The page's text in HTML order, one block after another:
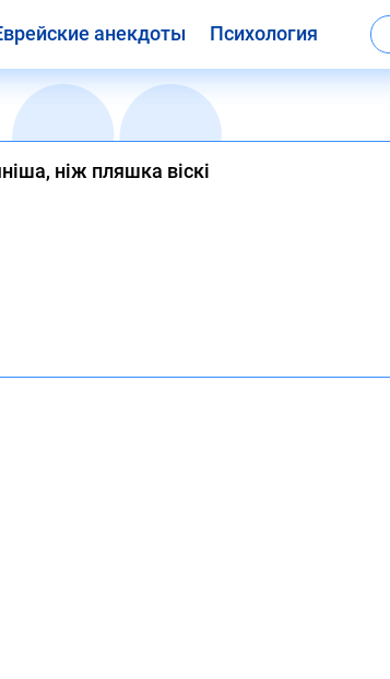
анекдоты Психология
ніж пляшка віскі